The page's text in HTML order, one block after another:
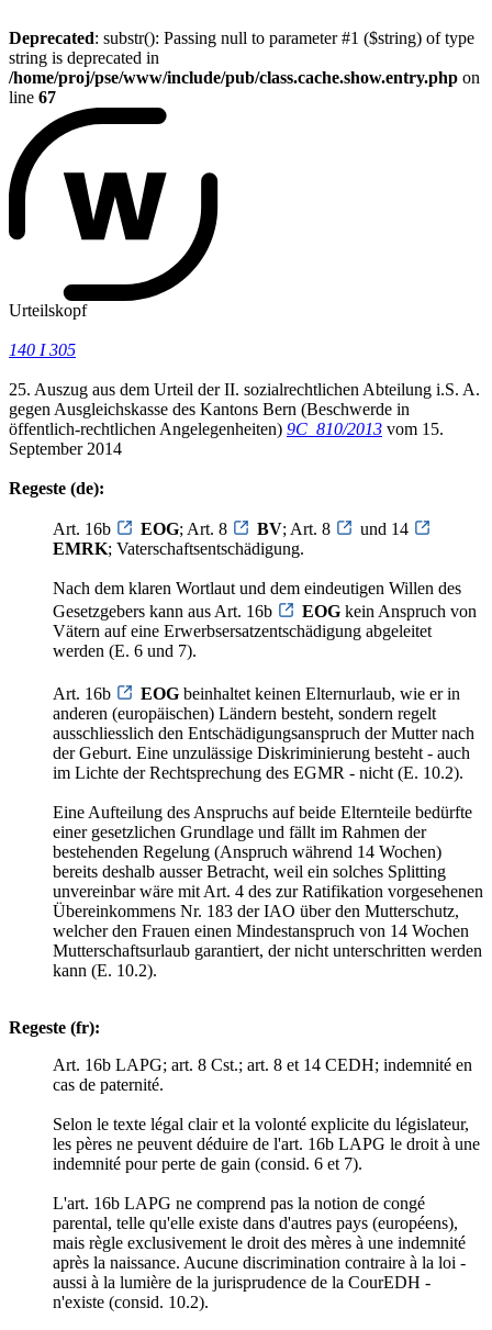
Deprecated: substr(): Passing null to parameter #1 ($string) of type
string is deprecated in
/home/proj/pse/www/include/pub/class.cache.show.entry.php on
line 67
Urteilskopf
140 I 305
25. Auszug aus dem Urteil der II. sozialrechtlichen Abteilung i.S. A.
gegen Ausgleichskasse des Kantons Bern (Beschwerde in
öffentlich-rechtlichen Angelegenheiten) 9C_810/2013 vom 15.
September 2014
Regeste (de):
Art. 16b EOG; Art. 8 BV; Art. 8
und 14
EMRK; Vaterschaftsentschädigung.
Nach dem klaren Wortlaut und dem eindeutigen Willen des
Gesetzgebers kann aus Art. 16b
EOG kein Anspruch von
Vätern auf eine Erwerbsersatzentschädigung abgeleitet
werden (E. 6 und 7).
Art. 16b EOG beinhaltet keinen Elternurlaub, wie er in
anderen (europäischen) Ländern besteht, sondern regelt
ausschliesslich den Entschädigungsanspruch der Mutter nach
der Geburt. Eine unzulässige Diskriminierung besteht - auch
im Lichte der Rechtsprechung des EGMR - nicht (E. 10.2).
Eine Aufteilung des Anspruchs auf beide Elternteile bedürfte
einer gesetzlichen Grundlage und fällt im Rahmen der
bestehenden Regelung (Anspruch während 14 Wochen)
bereits deshalb ausser Betracht, weil ein solches Splitting
unvereinbar wäre mit Art. 4 des zur Ratifikation vorgesehenen
Übereinkommens Nr. 183 der IAO über den Mutterschutz,
welcher den Frauen einen Mindestanspruch von 14 Wochen
Mutterschaftsurlaub garantiert, der nicht unterschritten werden
kann (E. 10.2).
Regeste (fr):
Art. 16b LAPG; art. 8 Cst.; art. 8 et 14 CEDH; indemnité en
cas de paternité.
Selon le texte légal clair et la volonté explicite du législateur,
les pères ne peuvent déduire de l'art. 16b LAPG le droit à une
indemnité pour perte de gain (consid. 6 et 7).
L'art. 16b LAPG ne comprend pas la notion de congé
parental, telle qu'elle existe dans d'autres pays (européens),
mais règle exclusivement le droit des mères à une indemnité
après la naissance. Aucune discrimination contraire à la loi -
aussi à la lumière de la jurisprudence de la CourEDH -
n'existe (consid. 10.2).